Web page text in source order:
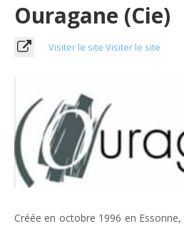
Ouragane (Cie)
Visiter le site Visiter le site
Créée en octobre 1996 en Essonne,